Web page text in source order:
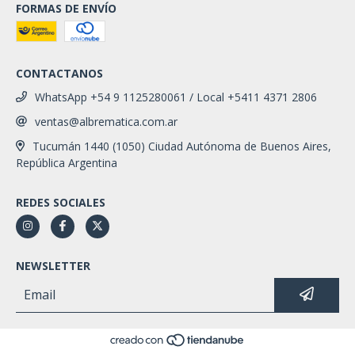
FORMAS DE ENVÍO
CONTACTANOS
WhatsApp +54 9 1125280061 / Local +5411 4371 2806
ventas@albrematica.com.ar
Tucumán 1440 (1050) Ciudad Autónoma de Buenos Aires,
República Argentina
REDES SOCIALES
NEWSLETTER